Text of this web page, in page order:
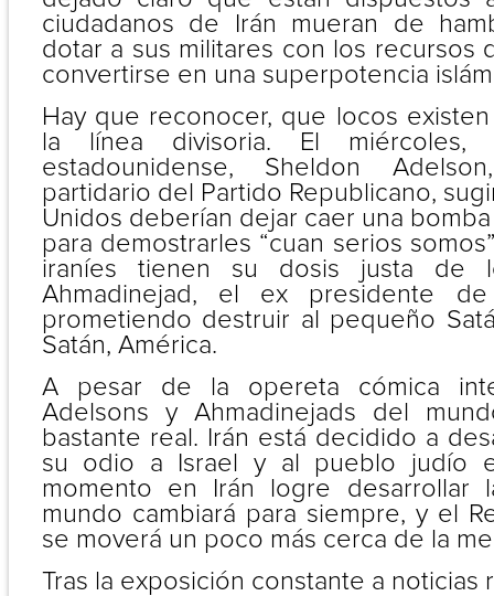
ciudadanos de Irán mueran de
dotar a sus militares con los recursos
convertirse en una superpotencia
Hay que reconocer, que locos
la línea divisoria. El miércoles,
estadounidense, Sheldon
partidario del Partido Republicano,
Unidos deberían dejar caer una
para demostrarles “cuan serios
iraníes tienen su dosis justa de
Ahmadinejad, el ex presidente
prometiendo destruir al pequeño
Satán, América.
A pesar de la opereta cómica
Adelsons y Ahmadinejads del
bastante real. Irán está decidido a
su odio a Israel y al pueblo judío
momento en Irán logre desarrollar
mundo cambiará para siempre, y el
se moverá un poco más cerca de la
Tras la exposición constante a noticias